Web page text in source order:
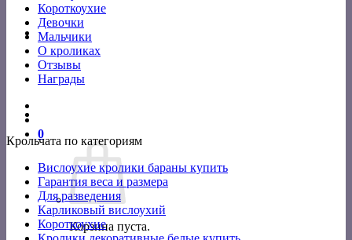
Короткоухие
Девочки
Мальчики
О кроликах
Отзывы
Награды
0
Корзина пуста.
Крольчата по категориям
Вислоухие кролики бараны купить
Гарантия веса и размера
Для разведения
Карликовый вислоухий
Короткоухие